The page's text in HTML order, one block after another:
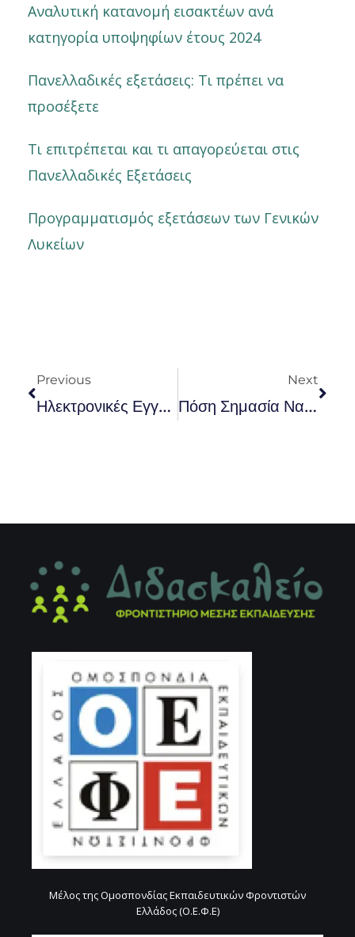
Αναλυτική κατανομή εισακτέων ανά
κατηγορία υποψηφίων έτους 2024
Πανελλαδικές εξετάσεις: Τι πρέπει να
προσέξετε
Τι επιτρέπεται και τι απαγορεύεται στις
Πανελλαδικές Εξετάσεις
Προγραμματισμός εξετάσεων των Γενικών
Λυκείων
Previous
Ηλεκτρονικές Εγγραφές Από 01-09-23 Έως 05-09-23 Στα ΓΕ.Λ Και ΕΠΑ.Λ
Next
Πόση Σημασία Να Δώσω Στους Συντελεστές Βαρύτητας Για Τα Μόρια Των Πανελλαδικών;
Μέλος της Ομοσπονδίας Εκπαιδευτικών Φροντιστών
Ελλάδος (Ο.Ε.Φ.Ε)